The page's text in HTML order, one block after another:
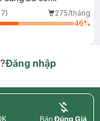
275/tháng
46%
Đăng nhập